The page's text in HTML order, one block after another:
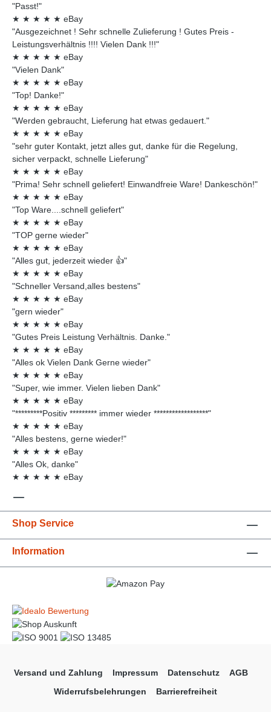
"Passt!"
★ ★ ★ ★ ★ eBay
"Ausgezeichnet ! Sehr schnelle Zulieferung ! Gutes Preis -
Leistungsverhältnis !!!! Vielen Dank !!!"
★ ★ ★ ★ ★ eBay
"Vielen Dank"
★ ★ ★ ★ ★ eBay
"Top! Danke!"
★ ★ ★ ★ ★ eBay
"Werden gebraucht, Lieferung hat etwas gedauert."
★ ★ ★ ★ ★ eBay
"sehr guter Kontakt, jetzt alles gut, danke für die Regelung,
sicher verpackt, schnelle Lieferung"
★ ★ ★ ★ ★ eBay
"Prima! Sehr schnell geliefert! Einwandfreie Ware! Dankeschön!"
★ ★ ★ ★ ★ eBay
"Top Ware....schnell geliefert"
★ ★ ★ ★ ★ eBay
"TOP gerne wieder"
★ ★ ★ ★ ★ eBay
"Alles gut, jederzeit wieder 👍"
★ ★ ★ ★ ★ eBay
"Schneller Versand,alles bestens"
★ ★ ★ ★ ★ eBay
"gern wieder"
★ ★ ★ ★ ★ eBay
"Gutes Preis Leistung Verhältnis. Danke."
★ ★ ★ ★ ★ eBay
"Alles ok Vielen Dank Gerne wieder"
★ ★ ★ ★ ★ eBay
"Super, wie immer. Vielen lieben Dank"
★ ★ ★ ★ ★ eBay
"*********Positiv ********* immer wieder ******************"
★ ★ ★ ★ ★ eBay
"Alles bestens, gerne wieder!"
★ ★ ★ ★ ★ eBay
"Alles Ok, danke"
★ ★ ★ ★ ★ eBay
Shop Service
Information
Versand und Zahlung Impressum Datenschutz
AGB
Widerrufsbelehrungen
Barrierefreiheit